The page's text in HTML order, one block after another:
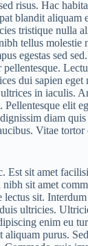
risus. Hac
blandit aliquam
tristique nulla
tellus molestie
egestas sed
dui sapien
in iaculis.
elit
diam
Vitae
Est sit amet
sit amet
lectus sit.
ultricies.
enim eu
purus.